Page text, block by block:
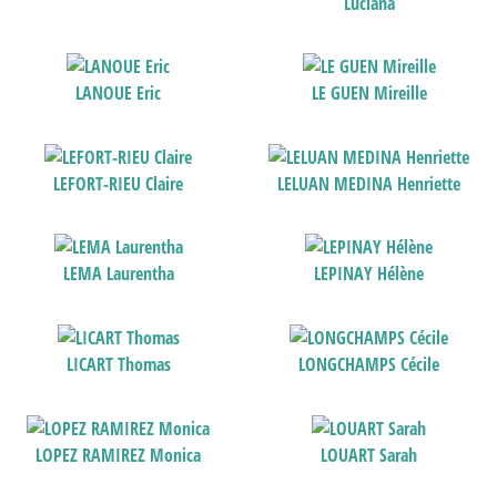
LANOUE Eric LE GUEN Mireille
LEFORT-RIEU Claire LELUAN MEDINA Henriette
LEMA Laurentha LEPINAY Hélène
LICART Thomas LONGCHAMPS Cécile
LOPEZ RAMIREZ Monica LOUART Sarah